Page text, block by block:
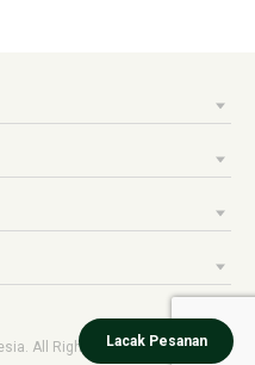
Lacak Pesanan
All Rights reserved.